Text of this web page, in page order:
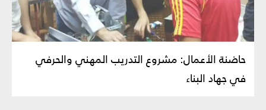
حاضنة الأعمال: مشروع التدريب المهني والحرفي
في جهاد البناء